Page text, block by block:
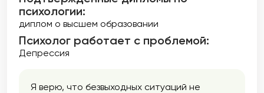
психологии:
диплом о высшем образовании
Психолог работает с проблемой:
Депрессия
Я верю, что безвыходных ситуаций не